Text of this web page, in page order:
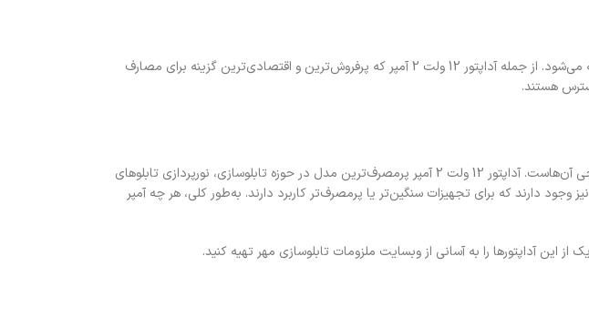
با آمپراژ مختلف نیز عرضه می‌شود. از جمله آداپتور 12 ولت 2 آمپر که پرفروش‌ترین و اقتصادی‌ترین گزینه برای مصارف
، در مدل‌های مختلفی عرضه می‌شوند که تفاوت اصلی آن‌ها در میزان آمپر خروجی آن‌هاست. آداپتور 12 ولت 2 آمپر پرمصرف‌ترین مدل در حوزه تابلوسازی، نورپردازی تابلوهای
نیز وجود دارند که برای تجهیزات سنگین‌تر یا پرمصرف‌تر کاربرد دارند. به‌طور کلی، هر چه آمپر